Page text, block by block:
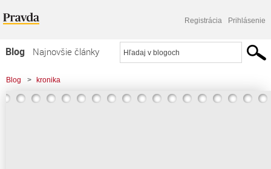
Registrácia Prihlásenie
Blog
Najnovšie články
Najčítanejšie články
Najkomentovanejšie články
Blog > kronika